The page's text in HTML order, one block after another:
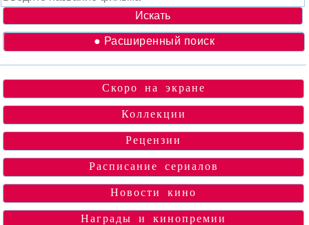
● Расширенный поиск
Скоро на экране
Коллекции
Рецензии
Расписание сериалов
Новости кино
Награды и кинопремии